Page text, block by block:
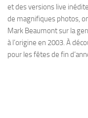
et des versions live
de magnifiques photos,
Mark Beaumont sur la
à l’origine en 2003. À
pour les fêtes de fin